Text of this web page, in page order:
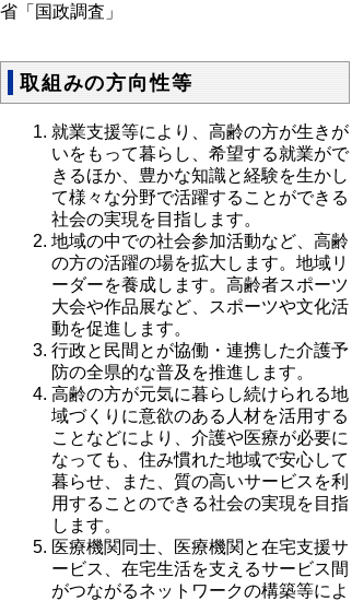
省「国政調査」
取組みの方向性等
就業支援等により、高齢の方が生きが
いをもって暮らし、希望する就業がで
きるほか、豊かな知識と経験を生かし
て様々な分野で活躍することができる
社会の実現を目指します。
地域の中での社会参加活動など、高齢
の方の活躍の場を拡大します。地域リ
ーダーを養成します。高齢者スポーツ
大会や作品展など、スポーツや文化活
動を促進します。
行政と民間とが協働・連携した介護予
防の全県的な普及を推進します。
高齢の方が元気に暮らし続けられる地
域づくりに意欲のある人材を活用する
ことなどにより、介護や医療が必要に
なっても、住み慣れた地域で安心して
暮らせ、また、質の高いサービスを利
用することのできる社会の実現を目指
します。
医療機関同士、医療機関と在宅支援サ
ービス、在宅生活を支えるサービス間
がつながるネットワークの構築等によ